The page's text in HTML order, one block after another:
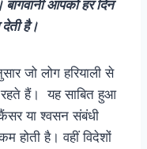
बागवानी आपको हर दिन
है।
जो लोग हरियाली से
हैं। यह साबित हुआ
या श्वसन संबंधी
होती है। वहीं विदेशों